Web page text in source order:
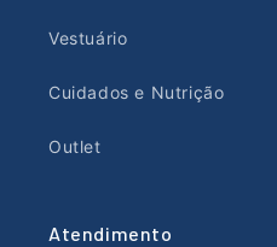
Vestuário
Cuidados e Nutrição
Outlet
Atendimento